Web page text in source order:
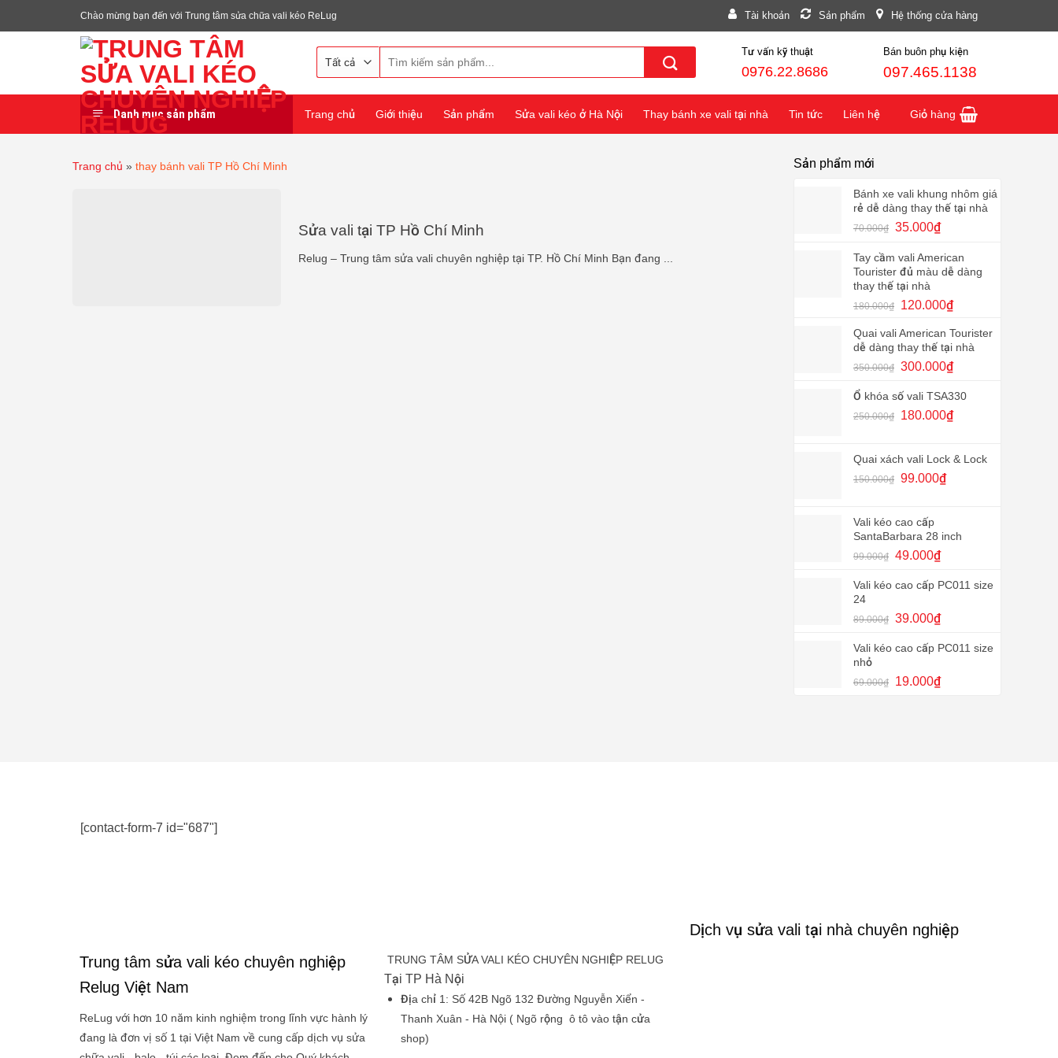
đến
Chào mừng bạn đến với Trung tâm sửa chữa vali kéo ReLug Tài khoản Sản phẩm Hệ thống cửa hàng
Tư vấn kỹ thuật
0976.22.8686
Bán buôn phụ kiện
097.465.1138
Danh mục sản phẩm Trang chủ Giới thiệu Sản phẩm Sửa vali kéo ở Hà Nội Thay bánh xe vali tại nhà Tin tức Liên hệ Giỏ hàng
Trang chủ » thay bánh vali TP Hồ Chí Minh
Sửa vali tại TP Hồ Chí Minh
Relug – Trung tâm sửa vali chuyên nghiệp tại TP. Hồ Chí Minh Bạn đang ...
Sản phẩm mới
Bánh xe vali khung nhôm giá
rẻ dễ dàng thay thế tại nhà
70.000₫
Giá
là:
70.000₫.
35.000₫Giá
tại
là:
Tay cầm vali American
Tourister đủ màu dễ dàng
thay thế tại nhà
180.000₫
Giá
là:
180.000₫.
120.000₫Giá
tại
là:
120.000₫.
Quai vali American Tourister
dễ dàng thay thế tại nhà
350.000₫
Giá
là:
350.000₫.
300.000₫Giá
tại
là:
300.000₫.
Ổ khóa số vali TSA330
250.000₫
Giá
250.000₫.
180.000₫Giá
là:
Quai xách vali Lock & Lock
150.000₫ Giá
150.000₫.
99.000₫Giá
99.000₫.
Vali kéo cao cấp
SantaBarbara 28 inch
99.000₫ Giá
là:
49.000₫Giá
tại
49.000₫.
Vali kéo cao cấp PC011 size
24
89.000₫
Giá
là:
39.000₫Giá
tại
39.000₫.
Vali kéo cao cấp PC011 size
nhỏ
69.000₫
Giá
19.000₫Giá
[contact-form-7 id="687"]
Trung tâm sửa vali kéo chuyên nghiệp
Relug Việt Nam
ReLug với hơn 10 năm kinh nghiệm trong lĩnh vực hành lý
đang là đơn vị số 1 tại Việt Nam về cung cấp dịch vụ sửa
TRUNG TÂM SỬA VALI KÉO CHUYÊN NGHIỆP RELUG
Tại TP Hà Nội
Địa chỉ 1: Số 42B Ngõ 132 Đường Nguyễn Xiển -
Thanh Xuân - Hà Nội ( Ngõ rộng ô tô vào tận cửa
shop)
Dịch vụ sửa vali tại nhà chuyên nghiệp